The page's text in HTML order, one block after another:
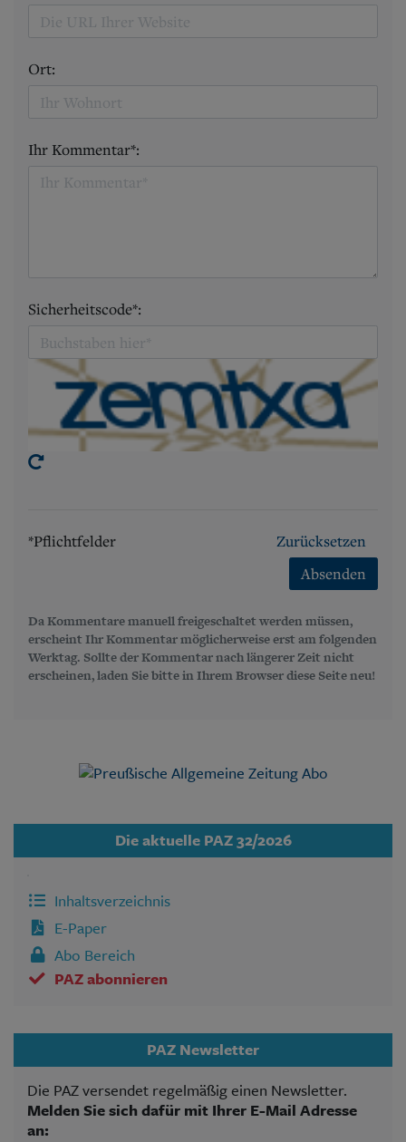
Ort:
Ihr Kommentar*:
Sicherheitscode*:
*Pflichtfelder
Zurücksetzen
Absenden
Da Kommentare manuell freigeschaltet werden müssen,
erscheint Ihr Kommentar möglicherweise erst am folgenden
Werktag. Sollte der Kommentar nach längerer Zeit nicht
erscheinen, laden Sie bitte in Ihrem Browser diese Seite neu!
Die aktuelle PAZ 32/2026
Inhaltsverzeichnis
E-Paper
Abo Bereich
PAZ abonnieren
PAZ Newsletter
Die PAZ versendet regelmäßig einen Newsletter.
Melden Sie sich dafür mit Ihrer E-Mail Adresse
an: